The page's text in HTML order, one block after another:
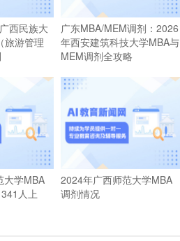
西民族大
旅游管理
广东MBA/MEM调剂：2026
年西安建筑科技大学MBA与
MEM调剂全攻略
大学MBA
人上
2024年广西师范大学MBA
调剂情况